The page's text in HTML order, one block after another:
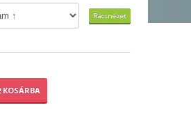
Rácsnézet
KOSÁRBA